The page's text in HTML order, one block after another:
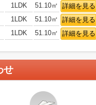
1LDK 51.10㎡ 詳細を見る
1LDK 51.10㎡ 詳細を見る
1LDK 51.10㎡ 詳細を見る
せ